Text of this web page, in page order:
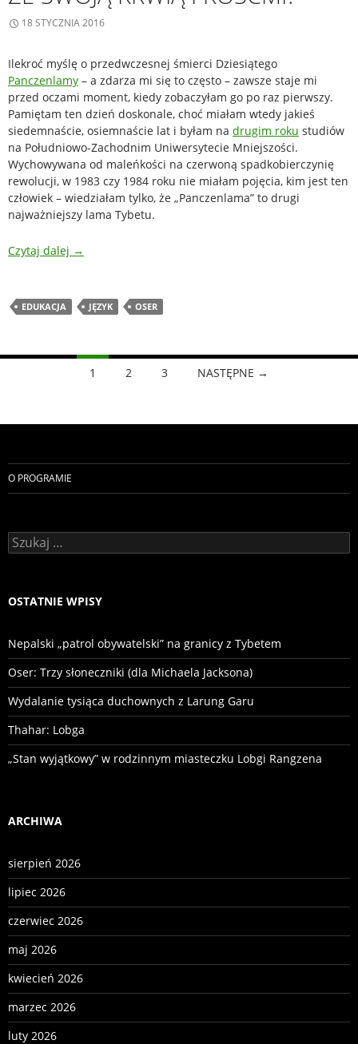
18 STYCZNIA 2016
Ilekroć myślę o przedwczesnej śmierci Dziesiątego
Panczenlamy – a zdarza mi się to często – zawsze staje mi
przed oczami moment, kiedy zobaczyłam go po raz pierwszy.
Pamiętam ten dzień doskonale, choć miałam wtedy jakieś
siedemnaście, osiemnaście lat i byłam na drugim roku studiów
na Południowo-Zachodnim Uniwersytecie Mniejszości.
Wychowywana od maleńkości na czerwoną spadkobierczynię
rewolucji, w 1983 czy 1984 roku nie miałam pojęcia, kim jest ten
człowiek – wiedziałam tylko, że „Panczenlama” to drugi
najważniejszy lama Tybetu.
Czytaj dalej →
EDUKACJA JĘZYK OSER
Nawigacja
wpisach
1 2 3 NASTĘPNE →
O PROGRAMIE
Szukaj:
OSTATNIE WPISY
Nepalski „patrol obywatelski” na granicy z Tybetem
Oser: Trzy słoneczniki (dla Michaela Jacksona)
Wydalanie tysiąca duchownych z Larung Garu
Thahar: Lobga
„Stan wyjątkowy” w rodzinnym miasteczku Lobgi Rangzena
ARCHIWA
sierpień 2026
lipiec 2026
czerwiec 2026
maj 2026
kwiecień 2026
marzec 2026
luty 2026